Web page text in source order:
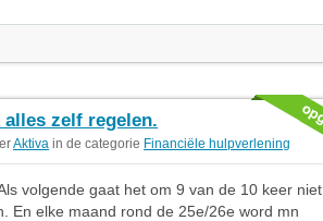
zelf regelen.
Aktiva in de categorie Financiële hulpverlening
volgende gaat het om 9 van de 10 keer niet
En elke maand rond de 25e/26e word mn